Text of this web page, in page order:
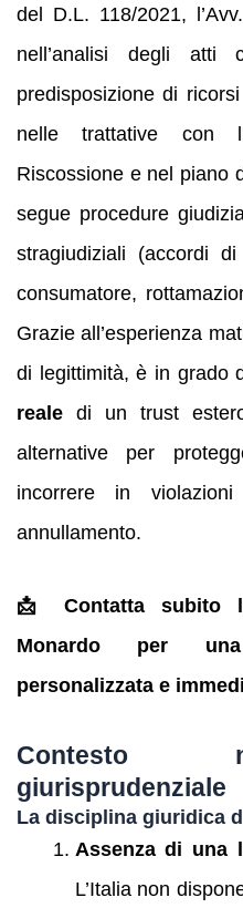
del D.L. 118/2021,
nell’analisi degli atti
predisposizione di
nelle trattative con
Riscossione e nel piano
segue procedure
stragiudiziali (accordi
consumatore,
Grazie all’esperienza
di legittimità, è in grado
reale di un trust
alternative per
incorrere in
annullamento.
📩 Contatta subito
Monardo per
personalizzata e
Contesto
giurisprudenziale
La disciplina giuridica
Assenza di una
L’Italia non